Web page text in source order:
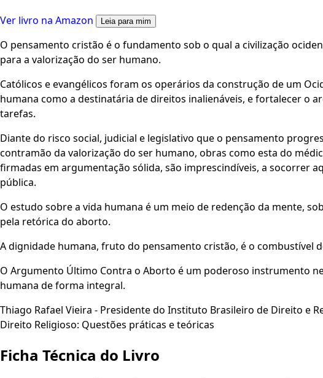
Ver livro na Amazon Leia para mim
O pensamento cristão é o fundamento sob o qual a civilização
para a valorização do ser humano.
Católicos e evangélicos foram os operários da construção de um
humana como a destinatária de direitos inalienáveis, e fortalecer o
tarefas.
Diante do risco social, judicial e legislativo que o pensamento
contramão da valorização do ser humano, obras como esta do
firmadas em argumentação sólida, são imprescindíveis, a socorrer
pública.
O estudo sobre a vida humana é um meio de redenção da mente,
pela retórica do aborto.
A dignidade humana, fruto do pensamento cristão, é o combustível
O Argumento Último Contra o Aborto é um poderoso instrumento
humana de forma integral.
Thiago Rafael Vieira - Presidente do Instituto Brasileiro de Direito e
Direito Religioso: Questões práticas e teóricas
Ficha Técnica do Livro